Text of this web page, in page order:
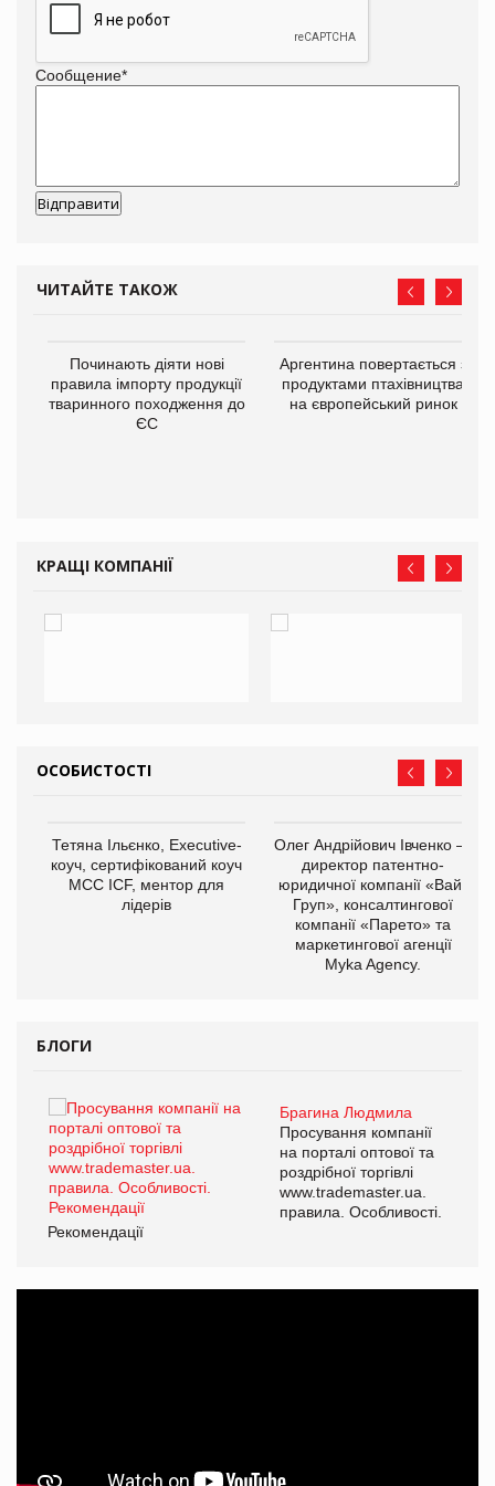
Сообщение*
ЧИТАЙТЕ ТАКОЖ
Починають діяти нові
правила імпорту продукції
тваринного походження до
ЄС
Аргентина повертається з
продуктами птахівництва
на європейський ринок
КРАЩІ КОМПАНІЇ
ОСОБИСТОСТІ
Тетяна Ільєнко, Executive-
коуч, сертифікований коуч
МСС ICF, ментор для
лідерів
Олег Андрійович Івченко —
директор патентно-
юридичної компанії «Вайз
Груп», консалтингової
компанії «Парето» та
маркетингової агенції
Myka Agency.
БЛОГИ
Брагина Людмила
Просування компанії
на порталі оптової та
роздрібної торгівлі
www.trademaster.ua.
правила. Особливості.
Рекомендації